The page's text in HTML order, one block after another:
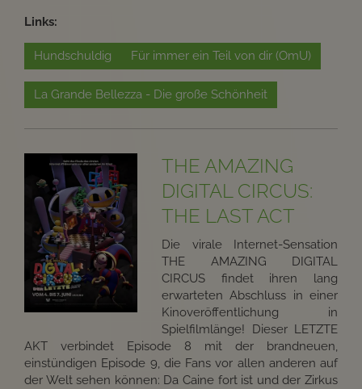
Links:
Hundschuldig Für immer ein Teil von dir (OmU)
La Grande Bellezza - Die große Schönheit
THE AMAZING
DIGITAL CIRCUS:
THE LAST ACT
Die virale Internet-Sensation
THE AMAZING DIGITAL
CIRCUS findet ihren lang
erwarteten Abschluss in einer
Kinoveröffentlichung in
Spielfilmlänge! Dieser LETZTE
AKT verbindet Episode 8 mit der brandneuen,
einstündigen Episode 9, die Fans vor allen anderen auf
der Welt sehen können: Da Caine fort ist und der Zirkus